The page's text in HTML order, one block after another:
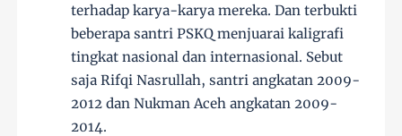
terhadap karya-karya mereka. Dan terbukti
beberapa santri PSKQ menjuarai kaligrafi
tingkat nasional dan internasional. Sebut
saja Rifqi Nasrullah, santri angkatan 2009-
2012 dan Nukman Aceh angkatan 2009-
2014.